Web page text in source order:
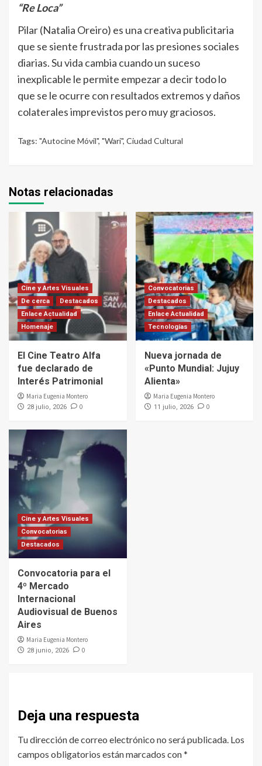
“Re Loca”
Pilar (Natalia Oreiro) es una creativa publicitaria
que se siente frustrada por las presiones sociales
diarias. Su vida cambia cuando un suceso
inexplicable le permite empezar a decir todo lo
que se le ocurre con resultados extremos y daños
colaterales imprevistos pero muy graciosos.
Tags: "Autocine Móvil", "Wari", Ciudad Cultural
Notas relacionadas
Cine y Artes Visuales
De cerca
Destacados
Enlace Actualidad
Homenaje
El Cine Teatro Alfa
fue declarado de
Interés Patrimonial
Maria Eugenia Montero
28 julio, 2026 0
Convocatorias
Destacados
Enlace Actualidad
Tecnologías
Nueva jornada de
«Punto Mundial: Jujuy
Alienta»
Maria Eugenia Montero
11 julio, 2026 0
Cine y Artes Visuales
Convocatorias
Destacados
Convocatoria para el
4º Mercado
Internacional
Audiovisual de Buenos
Aires
Maria Eugenia Montero
28 junio, 2026 0
Deja una respuesta
Tu dirección de correo electrónico no será publicada. Los
campos obligatorios están marcados con*